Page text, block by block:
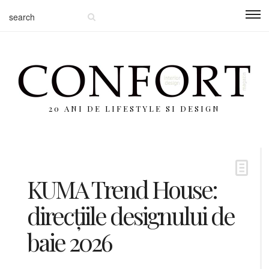
20 ANI DE LIFESTYLE SI DESIGN
KUMA Trend House:
direcțiile designului de
baie 2026